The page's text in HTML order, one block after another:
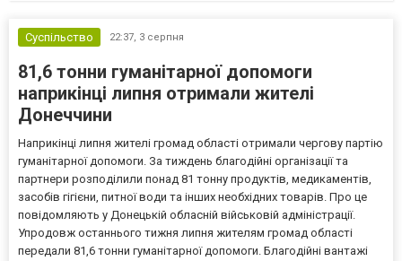
Суспільство 22:37, 3 серпня
81,6 тонни гуманітарної допомоги
наприкінці липня отримали жителі
Донеччини
Наприкінці липня жителі громад області отримали чергову партію
гуманітарної допомоги. За тиждень благодійні організації та
партнери розподілили понад 81 тонну продуктів, медикаментів,
засобів гігієни, питної води та інших необхідних товарів. Про це
повідомляють у Донецькій обласній військовій адміністрації.
Упродовж останнього тижня липня жителям громад області
передали 81,6 тонни гуманітарної допомоги. Благодійні вантажі